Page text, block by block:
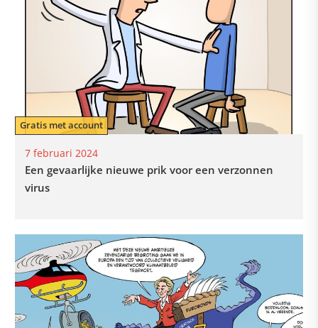
7 februari 2024
Gratis met account
Een gevaarlijke nieuwe prik voor een verzonnen
virus